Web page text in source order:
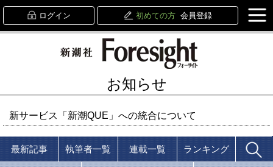
ログイン 初めての方 会員登録
お知らせ
新サービス「新潮QUE」への統合について
最新記事 執筆者一覧 連載一覧 ランキング